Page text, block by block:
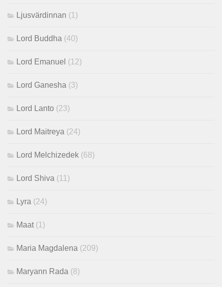
Ljusvärdinnan (1)
Lord Buddha (40)
Lord Emanuel (12)
Lord Ganesha (3)
Lord Lanto (23)
Lord Maitreya (24)
Lord Melchizedek (68)
Lord Shiva (11)
Lyra (24)
Maat (1)
Maria Magdalena (209)
Maryann Rada (8)